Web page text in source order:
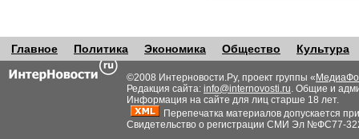
Главное Политика Экономика Общество Культура
©2008 Интерновости.Ру, проект группы «
Редакция сайта: info@internovosti.ru. Общие и
Информация на сайте для лиц старше 18 лет.
Перепечатка материалов допускается
Свидетельство о регистрации СМИ Эл №ФС77-